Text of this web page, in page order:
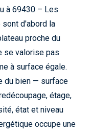
à 69430 – Les
sont d'abord la
proche du
se valorise pas
à surface égale.
du bien — surface
étage,
état et niveau
occupe une